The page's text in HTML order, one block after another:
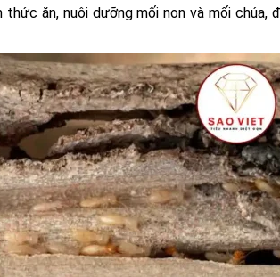
ăn, nuôi dưỡng mối non và mối chúa,